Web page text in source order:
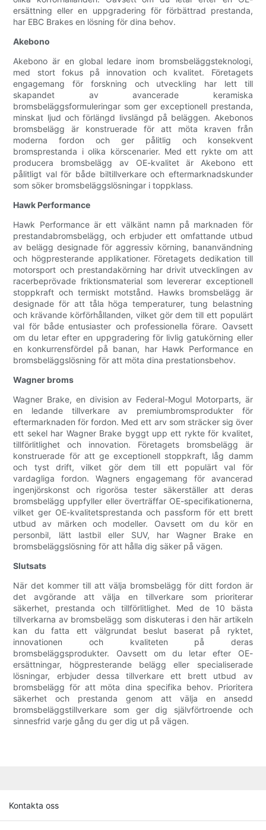
ersättning eller en uppgradering för förbättrad prestanda,
har EBC Brakes en lösning för dina behov.
Akebono
Akebono är en global ledare inom bromsbeläggsteknologi,
med stort fokus på innovation och kvalitet. Företagets
engagemang för forskning och utveckling har lett till
skapandet av avancerade keramiska
bromsbeläggsformuleringar som ger exceptionell prestanda,
minskat ljud och förlängd livslängd på beläggen. Akebonos
bromsbelägg är konstruerade för att möta kraven från
moderna fordon och ger pålitlig och konsekvent
bromsprestanda i olika körscenarier. Med ett rykte om att
producera bromsbelägg av OE-kvalitet är Akebono ett
pålitligt val för både biltillverkare och eftermarknadskunder
som söker bromsbeläggslösningar i toppklass.
Hawk Performance
Hawk Performance är ett välkänt namn på marknaden för
prestandabromsbelägg, och erbjuder ett omfattande utbud
av belägg designade för aggressiv körning, bananvändning
och högpresterande applikationer. Företagets dedikation till
motorsport och prestandakörning har drivit utvecklingen av
racerbeprövade friktionsmaterial som levererar exceptionell
stoppkraft och termiskt motstånd. Hawks bromsbelägg är
designade för att tåla höga temperaturer, tung belastning
och krävande körförhållanden, vilket gör dem till ett populärt
val för både entusiaster och professionella förare. Oavsett
om du letar efter en uppgradering för livlig gatukörning eller
en konkurrensfördel på banan, har Hawk Performance en
bromsbeläggslösning för att möta dina prestationsbehov.
Wagner broms
Wagner Brake, en division av Federal-Mogul Motorparts, är
en ledande tillverkare av premiumbromsprodukter för
eftermarknaden för fordon. Med ett arv som sträcker sig över
ett sekel har Wagner Brake byggt upp ett rykte för kvalitet,
tillförlitlighet och innovation. Företagets bromsbelägg är
konstruerade för att ge exceptionell stoppkraft, låg damm
och tyst drift, vilket gör dem till ett populärt val för
vardagliga fordon. Wagners engagemang för avancerad
ingenjörskonst och rigorösa tester säkerställer att deras
bromsbelägg uppfyller eller överträffar OE-specifikationerna,
vilket ger OE-kvalitetsprestanda och passform för ett brett
utbud av märken och modeller. Oavsett om du kör en
personbil, lätt lastbil eller SUV, har Wagner Brake en
bromsbeläggslösning för att hålla dig säker på vägen.
Slutsats
När det kommer till att välja bromsbelägg för ditt fordon är
det avgörande att välja en tillverkare som prioriterar
säkerhet, prestanda och tillförlitlighet. Med de 10 bästa
tillverkarna av bromsbelägg som diskuteras i den här artikeln
kan du fatta ett välgrundat beslut baserat på ryktet,
innovationen och kvaliteten på deras
bromsbeläggsprodukter. Oavsett om du letar efter OE-
ersättningar, högpresterande belägg eller specialiserade
lösningar, erbjuder dessa tillverkare ett brett utbud av
bromsbelägg för att möta dina specifika behov. Prioritera
säkerhet och prestanda genom att välja en ansedd
bromsbeläggstillverkare som ger dig självförtroende och
sinnesfrid varje gång du ger dig ut på vägen.
Kontakta oss